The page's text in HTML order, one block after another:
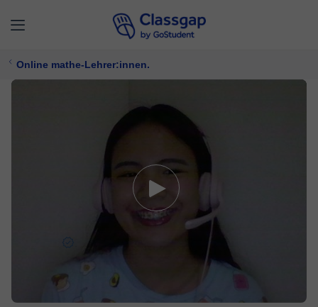
Online mathe-Lehrer:innen.
0 Unterricht
Mathe
Bietet kostenlose Probezeit 8 €/